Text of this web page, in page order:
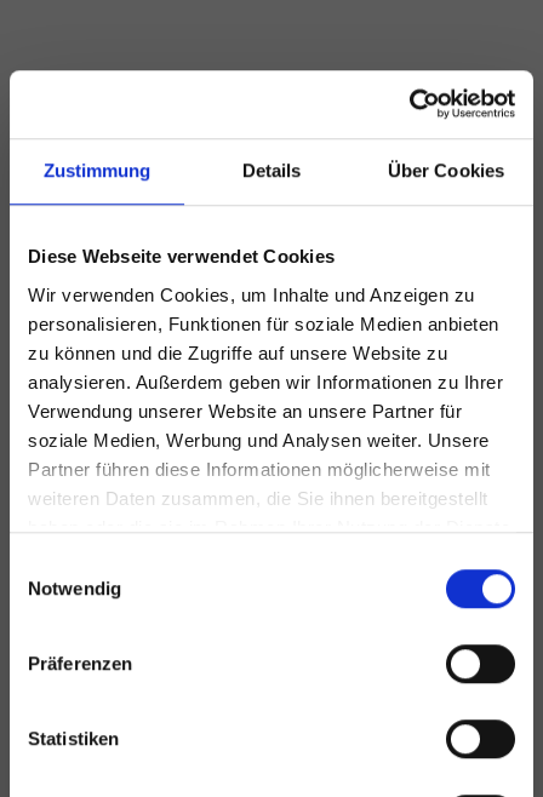
Zustimmung Details Über Cookies
Diese Webseite verwendet Cookies
Wir verwenden Cookies, um Inhalte und Anzeigen zu
personalisieren, Funktionen für soziale Medien anbieten
zu können und die Zugriffe auf unsere Website zu
analysieren. Außerdem geben wir Informationen zu Ihrer
Verwendung unserer Website an unsere Partner für
soziale Medien, Werbung und Analysen weiter. Unsere
Partner führen diese Informationen möglicherweise mit
weiteren Daten zusammen, die Sie ihnen bereitgestellt
haben oder die sie im Rahmen Ihrer Nutzung der Dienste
Notwendig
Präferenzen
Statistiken